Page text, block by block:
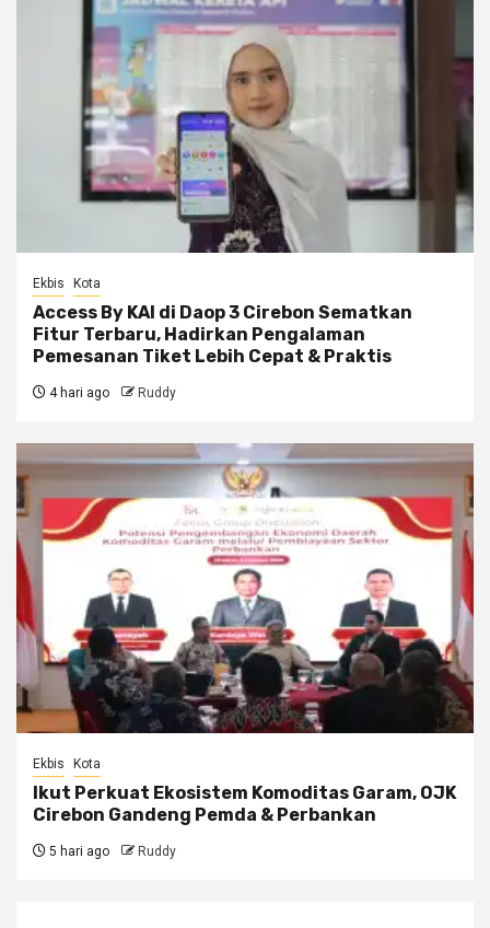
Ekbis Kota
Access By KAI di Daop 3 Cirebon Sematkan
Fitur Terbaru, Hadirkan Pengalaman
Pemesanan Tiket Lebih Cepat & Praktis
4 hari ago Ruddy
Ekbis Kota
Ikut Perkuat Ekosistem Komoditas Garam, OJK
Cirebon Gandeng Pemda & Perbankan
5 hari ago Ruddy